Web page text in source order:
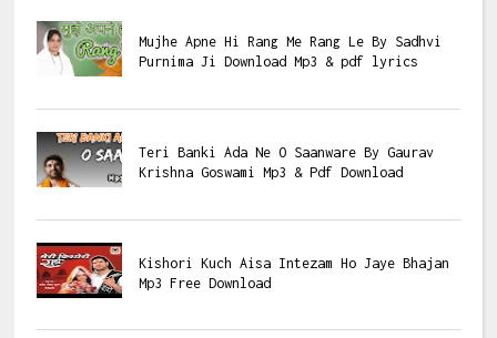
Mujhe Apne Hi Rang Me Rang Le By Sadhvi
Purnima Ji Download Mp3 & pdf lyrics
Teri Banki Ada Ne O Saanware By Gaurav
Krishna Goswami Mp3 & Pdf Download
Kishori Kuch Aisa Intezam Ho Jaye Bhajan
Mp3 Free Download